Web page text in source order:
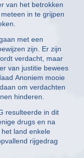
van het betrokken
in te grijpen
met een
zijn. Er zijn
verdacht, maar
van justitie bewees
Anoniem mooie
om verdachten
hinderen.
resulteerde in dit
drugs en na
land enkele
rijgedrag